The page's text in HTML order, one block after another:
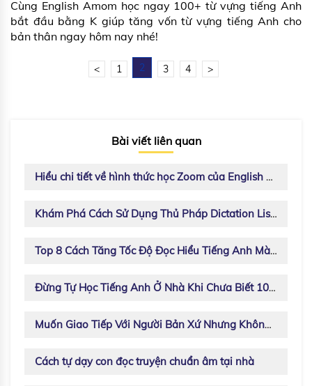
Cùng English Amom học ngay 100+ từ vựng tiếng Anh
bắt đầu bằng K giúp tăng vốn từ vựng tiếng Anh cho
bản thân ngay hôm nay nhé!
< 1 2 3 4 >
Bài viết liên quan
Hiểu chi tiết về hình thức học Zoom của English Amom
Khám Phá Cách Sử Dụng Thủ Pháp Dictation Listening - Nghe Chép Chính Tả
Top 8 Cách Tăng Tốc Độ Đọc Hiểu Tiếng Anh Mà Dân Ngoại Ngữ Không Chia Sẻ Với Bạn
Đừng Tự Học Tiếng Anh Ở Nhà Khi Chưa Biết 10 Kỹ Năng Luyện Nói Sau
Muốn Giao Tiếp Với Người Bản Xứ Nhưng Không Biết Tìm Ở Đâu, Thử Ngay Những Cách Sau
Cách tự dạy con đọc truyện chuẩn âm tại nhà